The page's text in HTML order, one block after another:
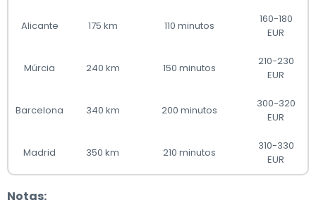
Alicante 175 km 110 minutos
160-180
EUR
Múrcia 240 km 150 minutos
210-230
EUR
Barcelona 340 km 200 minutos
300-320
EUR
Madrid 350 km 210 minutos
310-330
EUR
Notas: